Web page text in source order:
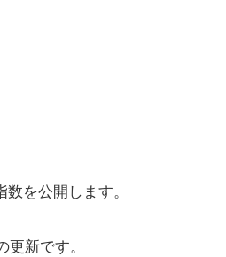
を公開します。
新です。